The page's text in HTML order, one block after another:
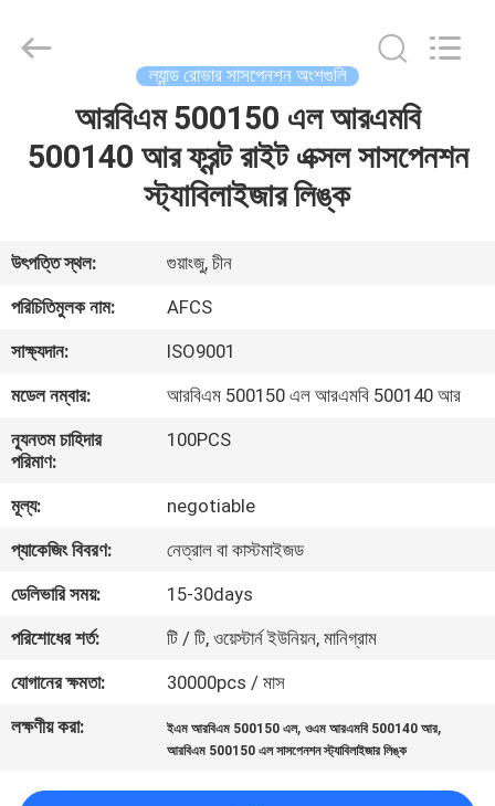
ভিডিও
সম্পর্কে
কারখানা
মান
নিয়ন্ত্রণ
সাথে
যোগাযোগ
PARTS
ল্যান্ড রোভার সাসপেনশন অংশগুলি
আরবিএম 500150 এল আরএমবি
500140 আর ফ্রন্ট রাইট এক্সল সাসপেনশন
স্ট্যাবিলাইজার লিঙ্ক
উৎপত্তি স্থল:
গুয়াংজু, চীন
পরিচিতিমুলক নাম:
AFCS
সাক্ষ্যদান:
ISO9001
মডেল নম্বার:
আরবিএম 500150 এল আরএমবি 500140 আর
ন্যূনতম চাহিদার
পরিমাণ:
100PCS
মূল্য:
negotiable
প্যাকেজিং বিবরণ:
নেত্রাল বা কাস্টমাইজড
ডেলিভারি সময়:
15-30days
পরিশোধের শর্ত:
টি / টি, ওয়েস্টার্ন ইউনিয়ন, মানিগ্রাম
যোগানের ক্ষমতা:
30000pcs / মাস
লক্ষণীয় করা:
ইএম আরবিএম 500150 এল,ওএম আরএমবি 500140 আর,
আরবিএম 500150 এল সাসপেনশন স্ট্যাবিলাইজার লিঙ্ক